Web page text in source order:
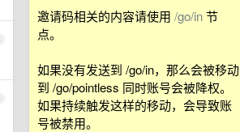
邀请码相关的内容请使用 /go/in节
点。
如果没有发送到 /go/in，那么会被移动
到 /go/pointless 同时账号会被降权。
如果持续触发这样的移动，会导致账
号被禁用。